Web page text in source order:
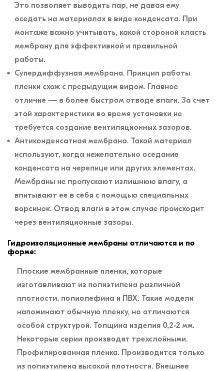
Это позволяет выводить пар, не давая ему
оседать на материалах в виде конденсата. При
монтаже важно учитывать, какой стороной класть
мембрану для эффективной и правильной
работы.
Супердиффузная мембрана. Принцип работы
пленки схож с предыдущим видом. Главное
отличие — в более быстром отводе влаги. За счет
этой характеристики во время установки не
требуется создание вентиляционных зазоров.
Антиконденсатная мембрана. Такой материал
используют, когда нежелательно оседание
конденсата на черепице или других элементах.
Мембраны не пропускают излишнюю влагу, а
впитывают ее в себя с помощью специальных
ворсинок. Отвод влаги в этом случае происходит
через вентиляционные зазоры.
Гидроизоляционные мембраны отличаются и по
форме:
Плоские мембранные пленки, которые
изготавливают из полиэтилена различной
плотности, полиолефина и ПВХ. Такие модели
напоминают обычную пленку, но отличаются
особой структурой. Толщина изделия 0,2-2 мм.
Некоторые серии производят трехслойными.
Профилированная пленка. Производится только
из полиэтилена высокой плотности. Внешнее